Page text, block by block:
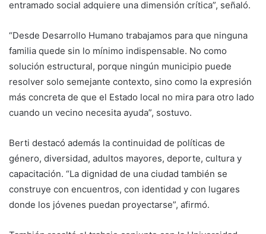
entramado social adquiere una dimensión crítica”, señaló.
“Desde Desarrollo Humano trabajamos para que ninguna
familia quede sin lo mínimo indispensable. No como
solución estructural, porque ningún municipio puede
resolver solo semejante contexto, sino como la expresión
más concreta de que el Estado local no mira para otro lado
cuando un vecino necesita ayuda”, sostuvo.
Berti destacó además la continuidad de políticas de
género, diversidad, adultos mayores, deporte, cultura y
capacitación. “La dignidad de una ciudad también se
construye con encuentros, con identidad y con lugares
donde los jóvenes puedan proyectarse”, afirmó.